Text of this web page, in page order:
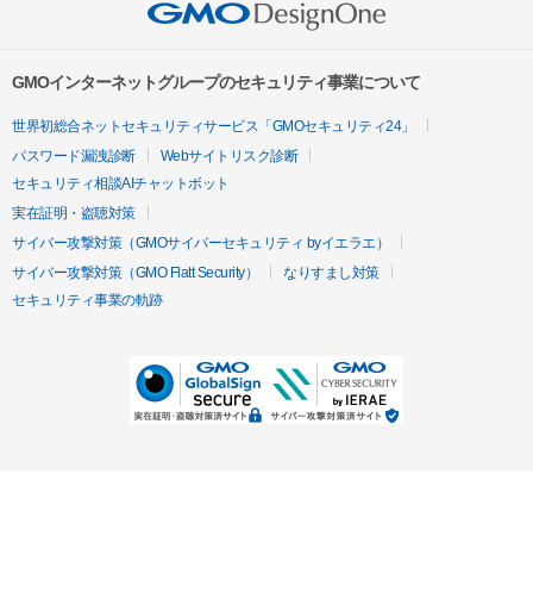
GMOインターネットグループのセキュリティ事業について
世界初総合ネットセキュリティサービス「GMOセキュリティ24」
パスワード漏洩診断
Webサイトリスク診断
セキュリティ相談AIチャットボット
実在証明・盗聴対策
サイバー攻撃対策（GMOサイバーセキュリティ byイエラエ）
サイバー攻撃対策（GMO Flatt Security）
なりすまし対策
セキュリティ事業の軌跡